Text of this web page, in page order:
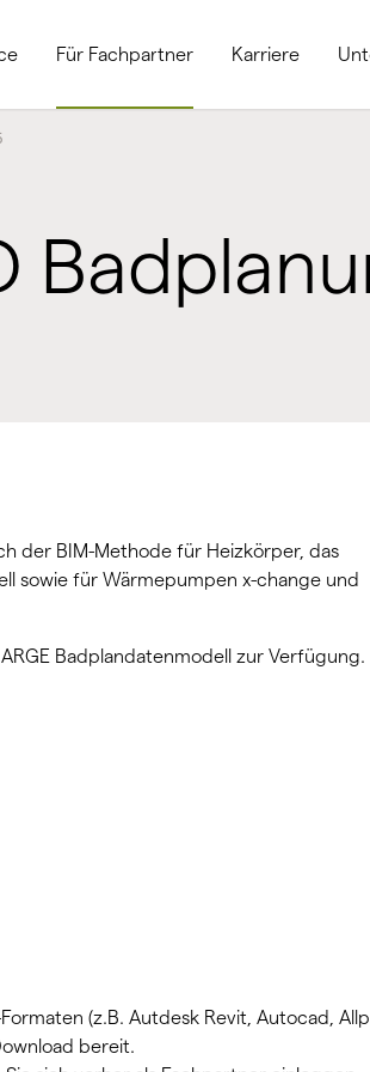
Für Fachpartner Karriere
der BIM-Methode für Heizkörper, das
sowie für Wärmepumpen x-change und
Badplandatenmodell zur Verfügung.
(z.B. Autdesk Revit, Autocad,
bereit.